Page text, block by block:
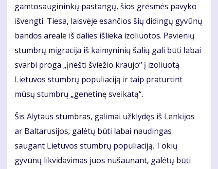
gamtosaugininkų pastangų, šios grėsmės pavyko
išvengti. Tiesa, laisvėje esančios šių didingų gyvūnų
bandos areale iš dalies išlieka izoliuotos. Pavienių
stumbrų migracija iš kaimyninių šalių gali būti labai
svarbi proga „įnešti šviežio kraujo“ į izoliuotą
Lietuvos stumbrų populiaciją ir taip praturtint
mūsų stumbrų „genetinę sveikatą“.
Šis Alytaus stumbras, galimai užklydęs iš Lenkijos
ar Baltarusijos, galėtų būti labai naudingas
saugant Lietuvos stumbrų populiaciją. Tokių
gyvūnų likvidavimas juos nušaunant, galėtų būti